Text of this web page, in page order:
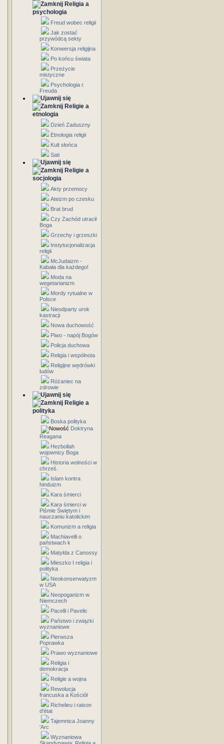
Religia a
psychologia
Freud wobec religii
Jak zostać
przywódcą sekty
Konwersja religijna
Po końcu świata
Przeżycie
mistyczne
Psychologia r.
Freuda
Religie a
etnologia
Dzień Zaduszny
Etnologia religii
Kult słońca
Sati
Religie a
socjologia
Akty przemocy
Ateizm po czesku
Brat brud
Czy Zachód utracił
Boga
Grzechy i grzeszki
Instytucjonalizacja
religii
McJudaizm -
Kabała dla każdego!
Moda na
wegetarianizm
Mordy rytualne w
Polsce
Nieodparty urok
kastracji
Nowa duchowość
Piwo - napój Bogów
Policja duchowa
Religia i wspólnota
Religijne wędrówki
ludów
Różaniec na
zdrowie
Religie a
polityka
Boska polityka
Doktryna
Reagana
Hezbollah
wojownicy Boga
Historia wolności w
chrześ.
Islam kontra
hinduizm
Kara śmierci
Kara śmierci w
Piśmie Świętym i
nauczaniu katolickim
Komunizm a religia
Machiavelli o
państwach k
Matylda z Canossy
Mieszko I religia i
polityka
Neokonserwatyzm
w USA
Neopoganizm w
Niemczech
Pacelli i Pavelic
Państwo i związki
wyznaniowe
Pierwsza
Poprawka
Prawo wyznaniowe
Religia i
demokracja
Religie a wojna
Rewolucja
francuska a Kościół
Richelieu i raison
d'état
Tajemnica Joanny
'Arc
Wyznaniowa